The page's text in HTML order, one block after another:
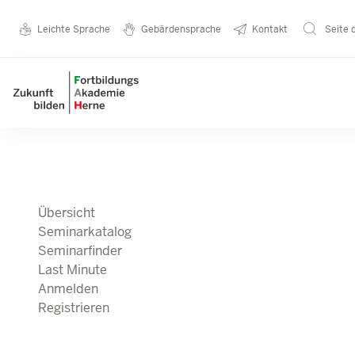
Metanavigation
Leichte Sprache Gebärdensprache Kontakt Seite
Übersicht
Seminarkatalog
Seminarfinder
Last Minute
Anmelden
Registrieren